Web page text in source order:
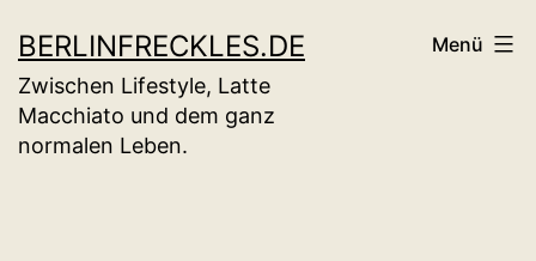
Inhalt
springen
BERLINFRECKLES.DE
Zwischen Lifestyle, Latte
Macchiato und dem ganz
normalen Leben.
Menü